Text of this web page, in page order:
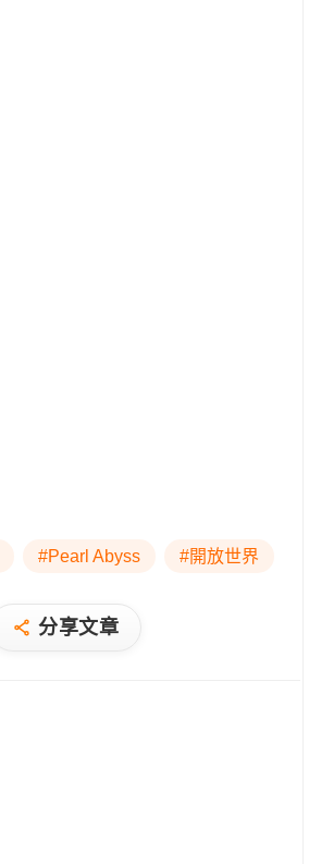
#Pearl Abyss #開放世界
分享文章